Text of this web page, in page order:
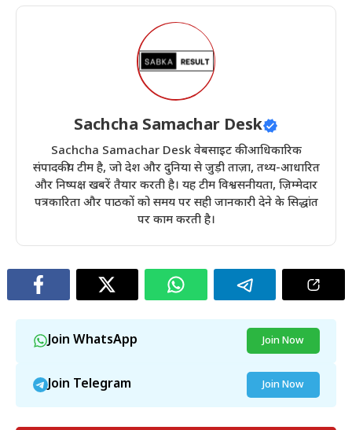
Sachcha Samachar Desk
Sachcha Samachar Desk वेबसाइट की आधिकारिक
संपादकीय टीम है, जो देश और दुनिया से जुड़ी ताज़ा, तथ्य-आधारित
और निष्पक्ष खबरें तैयार करती है। यह टीम विश्वसनीयता, ज़िम्मेदार
पत्रकारिता और पाठकों को समय पर सही जानकारी देने के सिद्धांत
पर काम करती है।
Join WhatsApp Join Now
Join Telegram Join Now